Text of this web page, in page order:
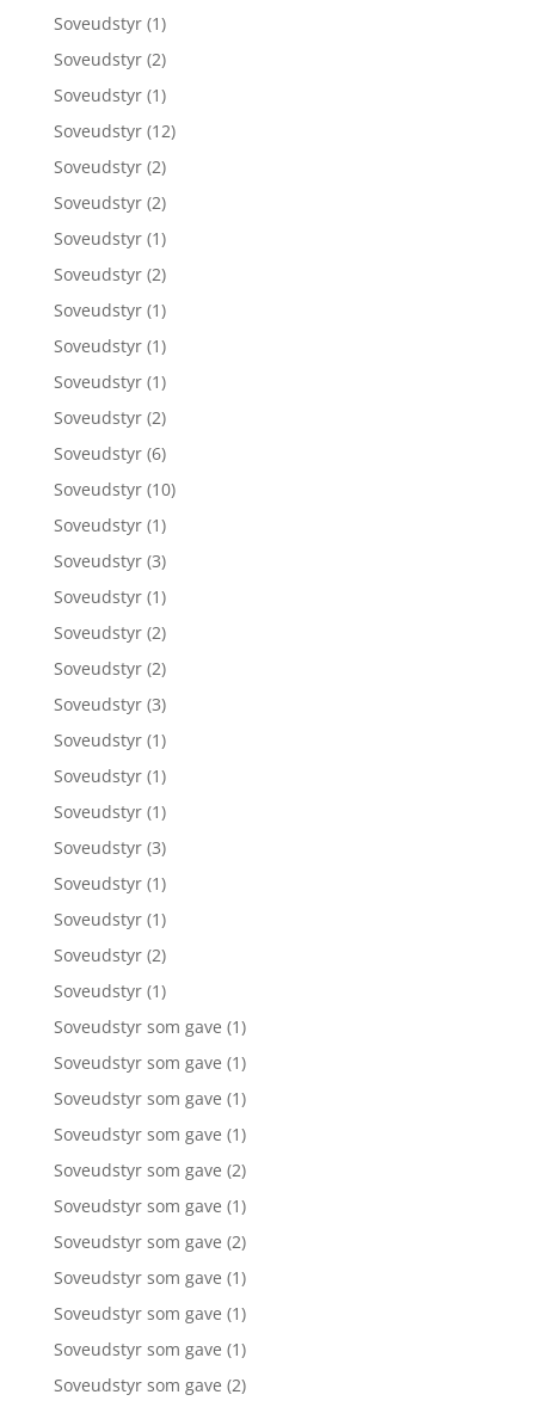
Soveudstyr (1)
Soveudstyr (2)
Soveudstyr (1)
Soveudstyr (12)
Soveudstyr (2)
Soveudstyr (2)
Soveudstyr (1)
Soveudstyr (2)
Soveudstyr (1)
Soveudstyr (1)
Soveudstyr (1)
Soveudstyr (2)
Soveudstyr (6)
Soveudstyr (10)
Soveudstyr (1)
Soveudstyr (3)
Soveudstyr (1)
Soveudstyr (2)
Soveudstyr (2)
Soveudstyr (3)
Soveudstyr (1)
Soveudstyr (1)
Soveudstyr (1)
Soveudstyr (3)
Soveudstyr (1)
Soveudstyr (1)
Soveudstyr (2)
Soveudstyr (1)
Soveudstyr som gave (1)
Soveudstyr som gave (1)
Soveudstyr som gave (1)
Soveudstyr som gave (1)
Soveudstyr som gave (2)
Soveudstyr som gave (1)
Soveudstyr som gave (2)
Soveudstyr som gave (1)
Soveudstyr som gave (1)
Soveudstyr som gave (1)
Soveudstyr som gave (2)